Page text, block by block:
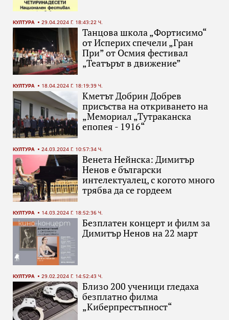
КУЛТУРА 29.04.2024 Г. 18:43:22 Ч.
Танцова школа „Фортисимо“
от Исперих спечели „Гран
При” от Осмия фестивал
„Театърът в движение”
КУЛТУРА 18.04.2024 Г. 18:19:39 Ч.
Кметът Добрин Добрев
присъства на откриването на
„Мемориал „Тутраканска
епопея - 1916“
КУЛТУРА 24.03.2024 Г. 10:57:34 Ч.
Венета Нейнска: Димитър
Ненов е български
интелектуалец, с когото много
трябва да се гордеем
КУЛТУРА 14.03.2024 Г. 18:52:36 Ч.
Безплатен концерт и филм за
Димитър Ненов на 22 март
КУЛТУРА 29.02.2024 Г. 14:52:43 Ч.
Близо 200 ученици гледаха
безплатно филма
„Киберпрестъпност“